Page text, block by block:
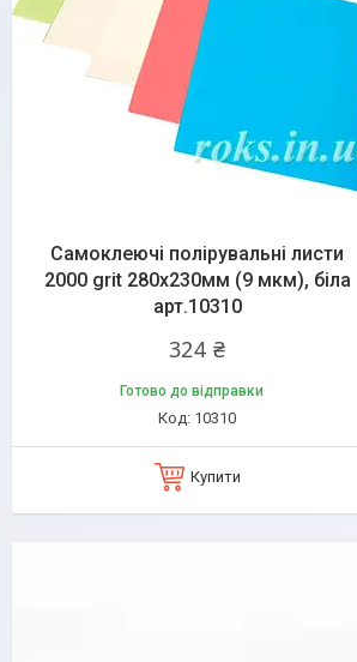
Самоклеючі полірувальні листи
2000 grit 280х230мм (9 мкм), біла
арт.10310
324 ₴
Готово до відправки
10310
Купити